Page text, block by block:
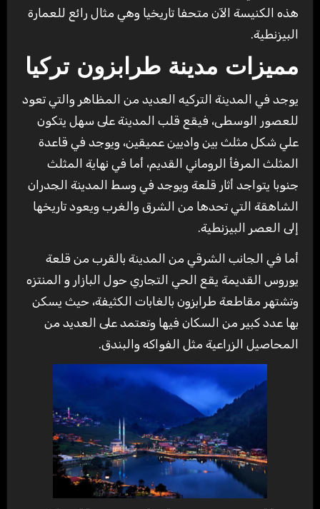
هذه الكنيسة الآن متحفا تاريخيا وهي مثال رائع للعمارة
البيزنطية.
‏مميزات مدينة طرابزون تركيا
‏يوجد في المدينة التركيه العديد من المظاهر والتي تعود
للعصور الوسطى، فيقع ‏قلب المدينة على سهل يتكون
علي شكل مثلث بين ‏واديين عميقين، ‏ويوجد في قاعدة
المثلث ‏المرفأ الروماني القديم، ‏أما في نهاية المثلث
جنوبا يتواجد أثار قلعة ويوجد في وسط المدينة الجدران
الشاهقة التي تحدها من الشرق والغرب ويعود تاريخها
إلى العصر البيزنطية.
‏أما في الجانب الشرقي من المدينة بالقرب من قلعة
يوروس القديمة يقع الحي التجاري حول البازار و المنتزه
وتشتهر مقاطعة طرابزون بالغابات الكثيفة، حيث يسكن
بها عدد كبير من السكان فيها وتعتمد على العديد من
المحاصيل الزراعية مثل الفواكه والبندق.